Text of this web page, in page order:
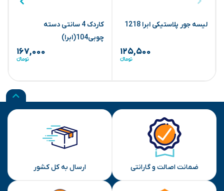
لیسه جور پلاستیکی ابرا 1218
۱۲۵,۵۰۰
کاردک 4 سانتی دسته
چوبی104(ابرا)
۱۶۷,۰۰۰
ضمانت اصالت و گارانتی ارسال به کل کشور